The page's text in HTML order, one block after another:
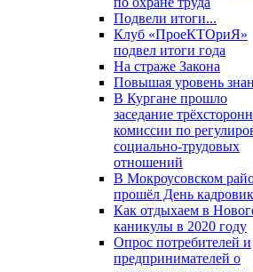
Подвели итоги...
Клуб «ПроеКТОриЯ»
подвел итоги года
На страже Закона
Повышая уровень
В Кургане прошло
заседание
комиссии по
социально-трудовых
отношений
В Мокроусовском
прошёл День
Как отдыхаем в
каникулы в 2020 году
Опрос потребителей и
предпринимателей о